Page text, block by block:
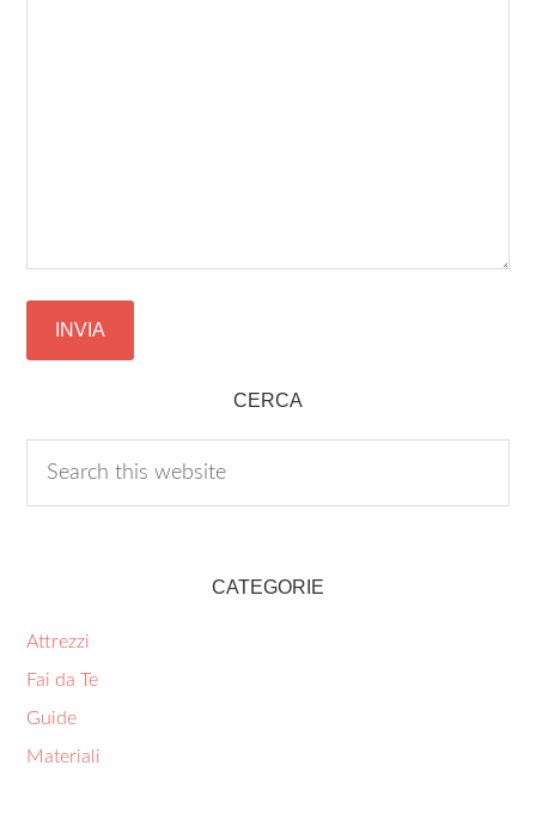
CERCA
CATEGORIE
Attrezzi
Fai da Te
Guide
Materiali